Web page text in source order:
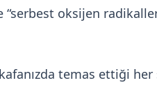
“serbest oksijen
temas ettiği